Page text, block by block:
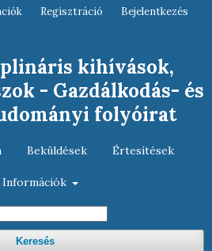
kihívások,
- Gazdálkodás- és
folyóirat
Beküldések Értesítések
Információk
Keresés
Regisztráció Bejelentkezés